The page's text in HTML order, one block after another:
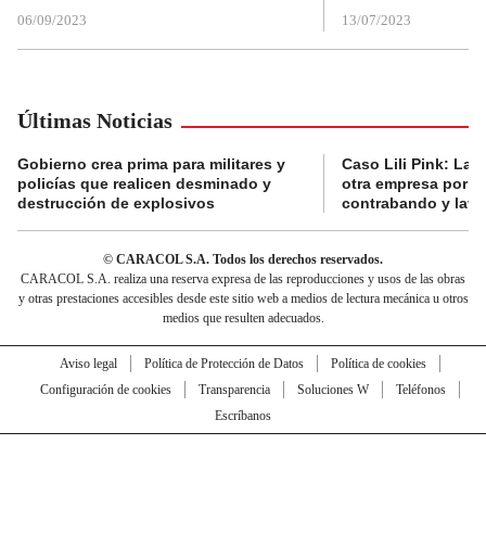
06/09/2023 13/07/2023
Últimas Noticias
Gobierno crea prima para militares y
policías que realicen desminado y
destrucción de explosivos
Caso Lili Pink: La
otra empresa por
contrabando y
© CARACOL S.A. Todos los derechos reservados.
CARACOL S.A. realiza una reserva expresa de las reproducciones y usos de las obras
y otras prestaciones accesibles desde este sitio web a medios de lectura mecánica u otros
medios que resulten adecuados.
Aviso legal Política de Protección de Datos
Política de cookies
Configuración de cookies
Transparencia Soluciones W
Teléfonos
Escríbanos